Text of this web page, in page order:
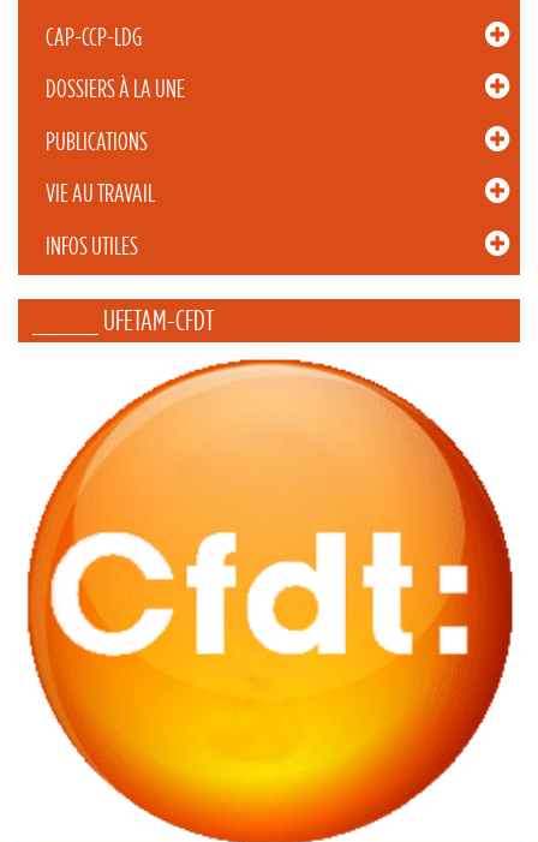
CAP-CCP-LDG
DOSSIERS À LA UNE
PUBLICATIONS
VIE AU TRAVAIL
INFOS UTILES
_____ UFETAM-CFDT